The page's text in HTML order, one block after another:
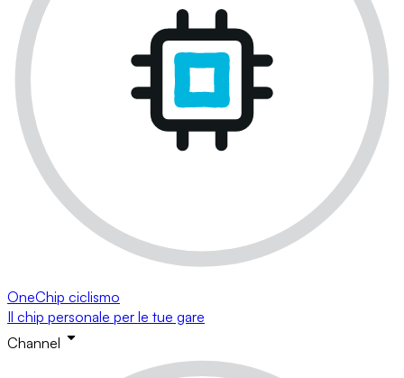
OneChip ciclismo
Il chip personale per le tue gare
Channel